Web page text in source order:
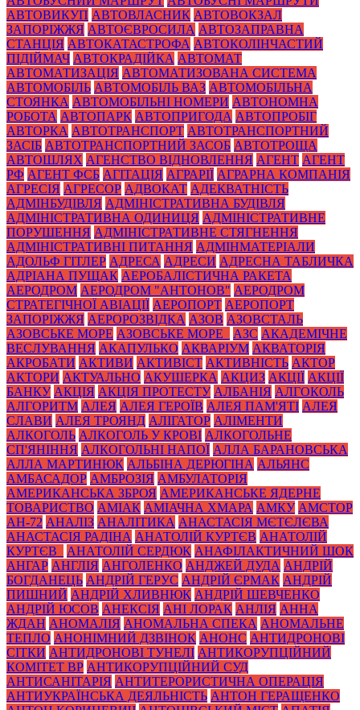
АВТОВИКУП АВТОВЛАСНИК АВТОВОКЗАЛ
ЗАПОРІЖЖЯ АВТОЄВРОСИЛА АВТОЗАПРАВНА
СТАНЦІЯ АВТОКАТАСТРОФА АВТОКОЛІНЧАСТИЙ
ПІДІЙМАЧ АВТОКРАДІЙКА АВТОМАТ
АВТОМАТИЗАЦІЯ АВТОМАТИЗОВАНА СИСТЕМА
АВТОМОБІЛЬ АВТОМОБІЛЬ ВАЗ АВТОМОБІЛЬНА
СТОЯНКА АВТОМОБІЛЬНІ НОМЕРИ АВТОНОМНА
РОБОТА АВТОПАРК АВТОПРИГОДА АВТОПРОБІГ
АВТОРКА АВТОТРАНСПОРТ АВТОТРАНСПОРТНИЙ
ЗАСІБ АВТОТРАНСПОРТНИЙ ЗАСОБ АВТОТРОЩА
АВТОШЛЯХ АГЕНСТВО ВІДНОВЛЕННЯ АГЕНТ АГЕНТ
РФ АГЕНТ ФСБ АГІТАЦІЯ АГРАРІЇ АГРАРНА КОМПАНІЯ
АГРЕСІЯ АГРЕСОР АДВОКАТ АДЕКВАТНІСТЬ
АДМІНБУДІВЛЯ АДМІНІСТРАТИВНА БУДІВЛЯ
АДМІНІСТРАТИВНА ОДИНИЦЯ АДМІНІСТРАТИВНЕ
ПОРУШЕННЯ АДМІНІСТРАТИВНЕ СТЯГНЕННЯ
АДМІНІСТРАТИВНІ ПИТАННЯ АДМІНМАТЕРІАЛИ
АДОЛЬФ ГІТЛЕР АДРЕСА АДРЕСИ АДРЕСНА ТАБЛИЧКА
АДРІАНА ПУЩАК АЕРОБАЛІСТИЧНА РАКЕТА
АЕРОДРОМ АЕРОДРОМ "АНТОНОВ" АЕРОДРОМ
СТРАТЕГІЧНОЇ АВІАЦІЇ АЕРОПОРТ АЕРОПОРТ
ЗАПОРІЖЖЯ АЕРОРОЗВІДКА АЗОВ АЗОВСТАЛЬ
АЗОВСЬКЕ МОРЕ АЗОВСЬКЕ МОРЕ_ АЗС АКАДЕМІЧНЕ
ВЕСЛУВАННЯ АКАПУЛЬКО АКВАРІУМ АКВАТОРІЯ
АКРОБАТИ АКТИВИ АКТИВІСТ АКТИВНІСТЬ АКТОР
АКТОРИ АКТУАЛЬНО АКУШЕРКА АКЦИЗ АКЦІЇ АКЦІЇ
БАНКУ АКЦІЯ АКЦІЯ ПРОТЕСТУ АЛБАНІЯ АЛГОКОЛЬ
АЛГОРИТМ АЛЕЯ АЛЕЯ ГЕРОЇВ АЛЕЯ ПАМ'ЯТІ АЛЕЯ
СЛАВИ АЛЕЯ ТРОЯНД АЛІГАТОР АЛІМЕНТИ
АЛКОГОЛЬ АЛКОГОЛЬ У КРОВІ АЛКОГОЛЬНЕ
СП'ЯНІННЯ АЛКОГОЛЬНІ НАПОЇ АЛЛА БАРАНОВСЬКА
АЛЛА МАРТИНЮК АЛЬБІНА ДЕРЮГІНА АЛЬЯНС
АМБАСАДОР АМБРОЗІЯ АМБУЛАТОРІЯ
АМЕРИКАНСЬКА ЗБРОЯ АМЕРИКАНСЬКЕ ЯДЕРНЕ
ТОВАРИСТВО АМІАК АМІАЧНА ХМАРА АМКУ АМСТОР
АН-72 АНАЛІЗ АНАЛІТИКА АНАСТАСІЯ МЄТЄЛЄВА
АНАСТАСІЯ РАДІНА АНАТОЛІЙ КУРТЄВ АНАТОЛІЙ
КУРТЄВ_
АНАТОЛІЙ СЕРДЮК АНАФІЛАКТИЧНИЙ ШОК
АНГАР АНГЛІЯ АНГОЛЕНКО АНДЖЕЙ ДУДА АНДРІЙ
БОГДАНЕЦЬ АНДРІЙ ГЕРУС АНДРІЙ ЄРМАК АНДРІЙ
ПИШНИЙ АНДРІЙ ХЛИВНЮК АНДРІЙ ШЕВЧЕНКО
АНДРІЙ ЮСОВ АНЕКСІЯ АНІ ЛОРАК АНЛІЯ АННА
ЖДАН АНОМАЛІЯ АНОМАЛЬНА СПЕКА АНОМАЛЬНЕ
ТЕПЛО АНОНІМНИЙ ДЗВІНОК АНОНС АНТИДРОНОВІ
СІТКИ АНТИДРОНОВІ ТУНЕЛІ АНТИКОРУПЦІЙНИЙ
КОМІТЕТ ВР АНТИКОРУПЦІЙНИЙ СУД
АНТИСАНІТАРІЯ АНТИТЕРОРИСТИЧНА ОПЕРАЦІЯ
АНТИУКРАЇНСЬКА ДЕЯЛЬНІСТЬ АНТОН ГЕРАЩЕНКО